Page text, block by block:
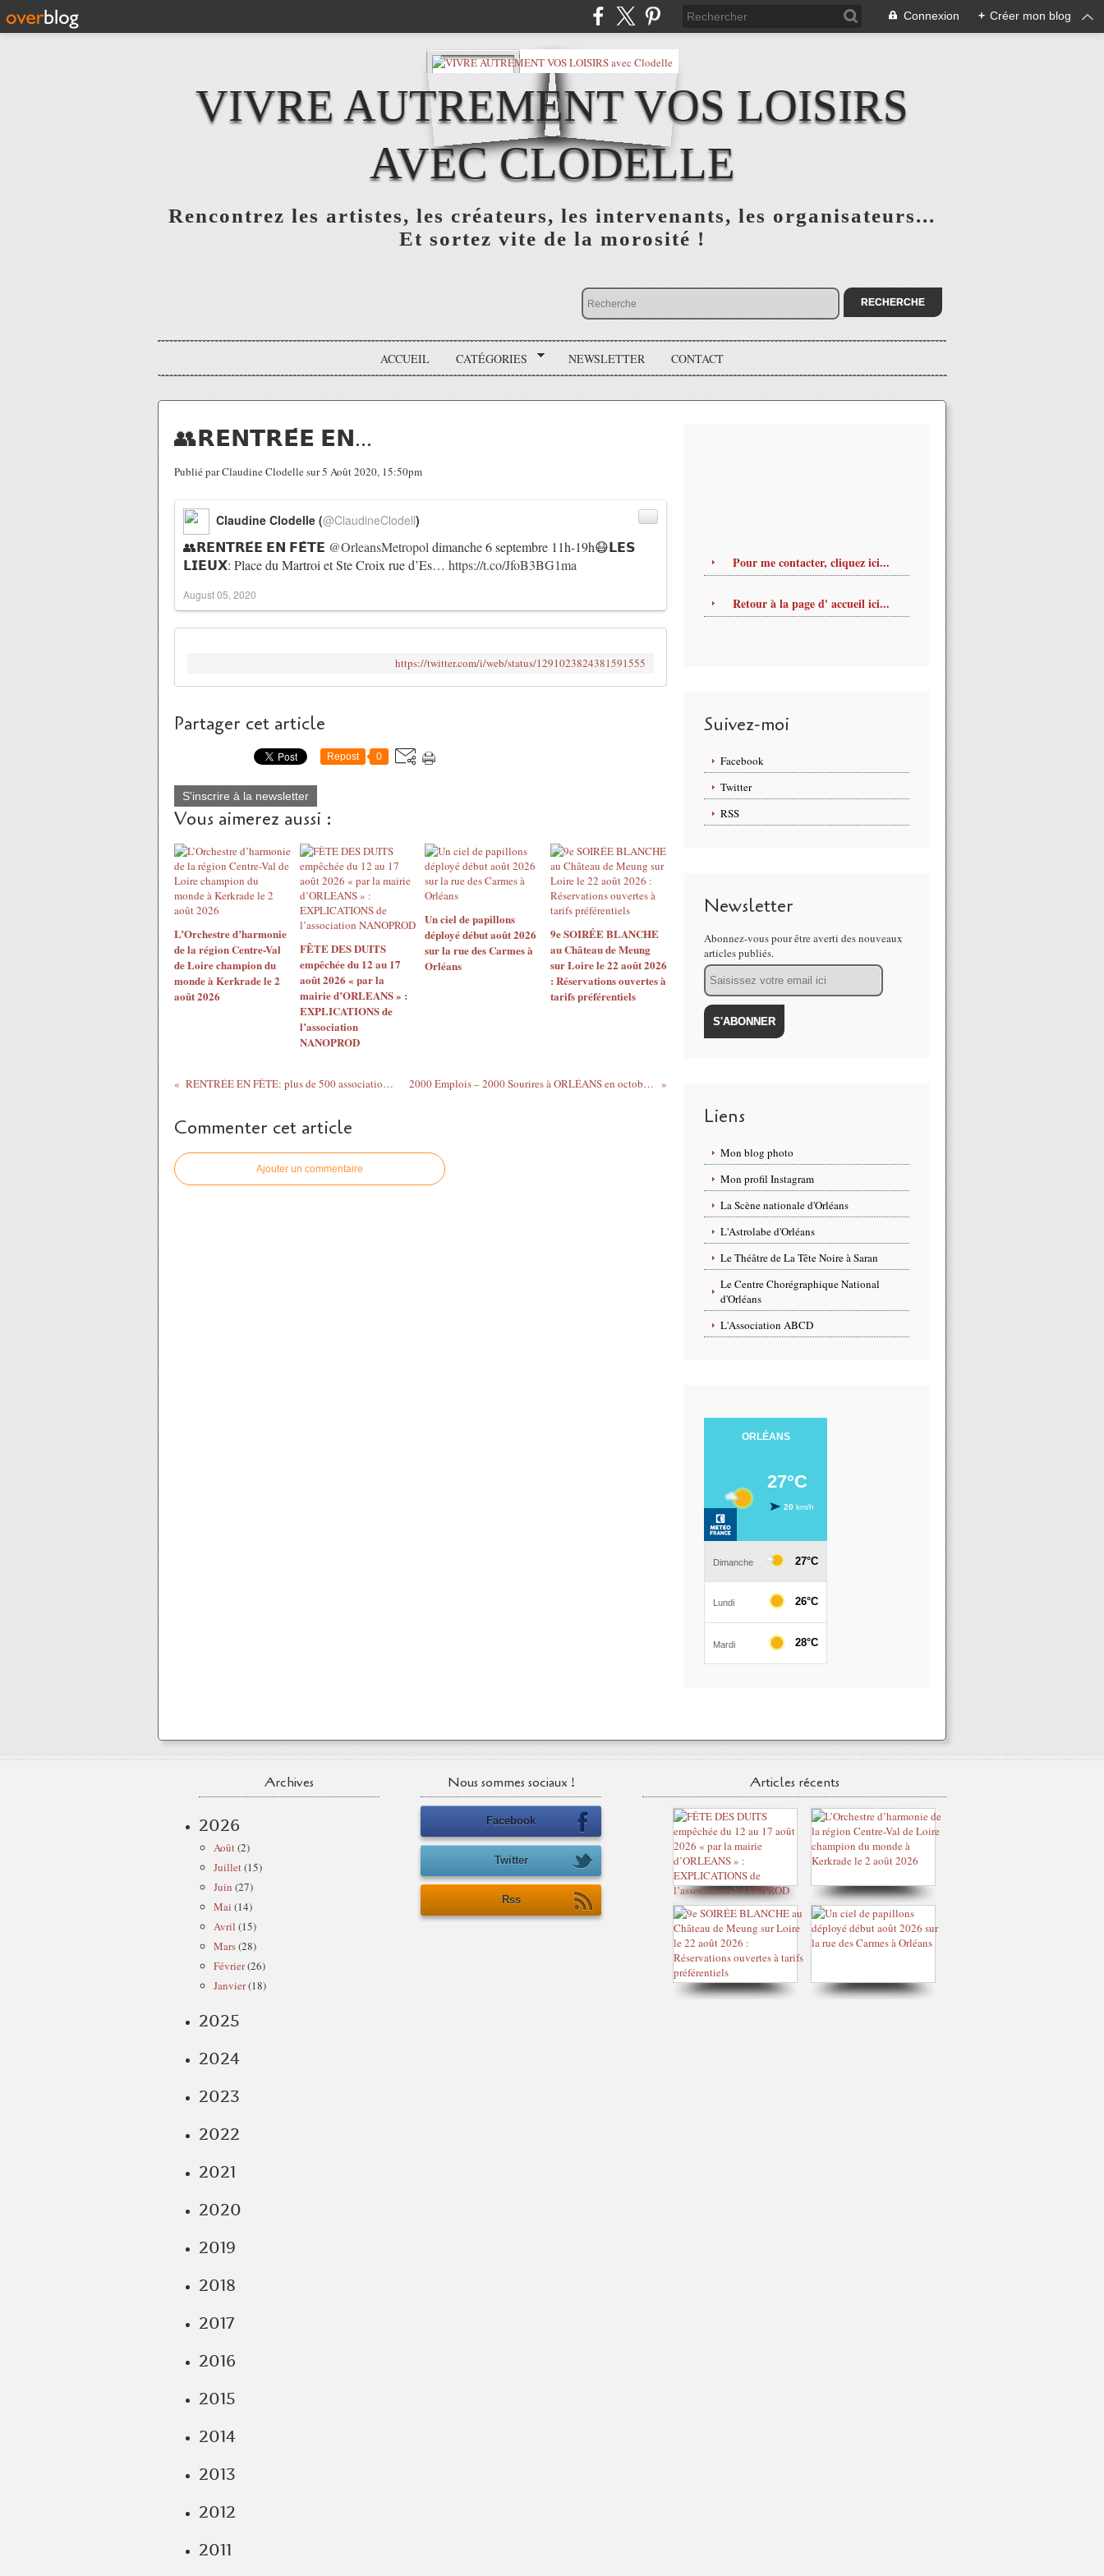
Connexion + Créer mon blog
VIVRE AUTREMENT VOS LOISIRS
AVEC CLODELLE
Rencontrez les artistes, les créateurs, les intervenants, les organisateurs...
Et sortez vite de la morosité !
ACCUEIL CATÉGORIES NEWSLETTER CONTACT
👥𝗥𝗘𝗡𝗧𝗥𝗘́𝗘 𝗘𝗡...
Publié par Claudine Clodelle sur 5 Août 2020, 15:50pm
👥𝗥𝗘𝗡𝗧𝗥𝗘́𝗘 𝗘𝗡 𝗙𝗘̂𝗧𝗘 @OrleansMetropol dimanche 6 septembre 11h-19h😷𝗟𝗘𝗦
𝗟𝗜𝗘𝗨𝗫: Place du Martroi et Ste Croix rue d’Es… https://t.co/JfoB3BG1ma
Claudine Clodelle (@ClaudineClodell)
August 05, 2020
https://twitter.com/i/web/status/1291023824381591555
Partager cet article
Repost 0
S'inscrire à la newsletter
Vous aimerez aussi :
L’Orchestre d’harmonie
de la région Centre-Val
de Loire champion du
monde à Kerkrade le 2
août 2026
FÊTE DES DUITS
empêchée du 12 au 17
août 2026 « par la
mairie d’ORLEANS » :
EXPLICATIONS de
l’association
NANOPROD
Un ciel de papillons
déployé début août 2026
sur la rue des Carmes à
Orléans
9e SOIRÉE BLANCHE
au Château de Meung
sur Loire le 22 août 2026
: Réservations ouvertes à
tarifs préférentiels
RENTRÉE EN FÊTE: plus de 500 associations de tous types à ORLÉANS le dimanche 6 septembre 2000 Emplois – 2000 Sourires à ORLÉANS en octobre 2020: un SALON virtuel et des SALONS “Happy Quartier”
Commenter cet article
Ajouter un commentaire
Pour me contacter, cliquez ici...
Retour à la page d' accueil ici...
Suivez-moi
Facebook
Twitter
RSS
Newsletter
Abonnez-vous pour être averti des nouveaux
articles publiés.
Email
Liens
Mon blog photo
Mon profil Instagram
La Scène nationale d'Orléans
L'Astrolabe d'Orléans
Le Théâtre de La Tête Noire à Saran
Le Centre Chorégraphique National
d'Orléans
L'Association ABCD
Archives
2026
Août(2)
Juillet(15)
Juin (27)
Mai (14)
Avril (15)
Mars(28)
Février(26)
Janvier(18)
2025
2024
2023
2022
2021
2020
2019
2018
2017
2016
2015
2014
2013
2012
2011
Nous sommes sociaux !
Facebook
Twitter
Rss
Articles récents